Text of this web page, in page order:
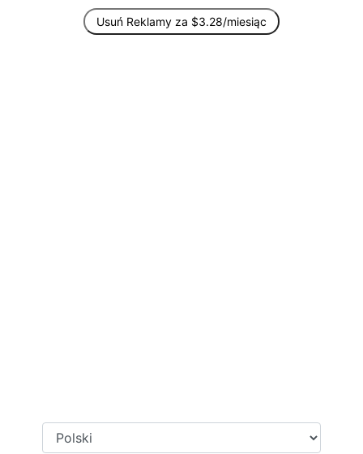
Usuń Reklamy za $3.28/miesiąc